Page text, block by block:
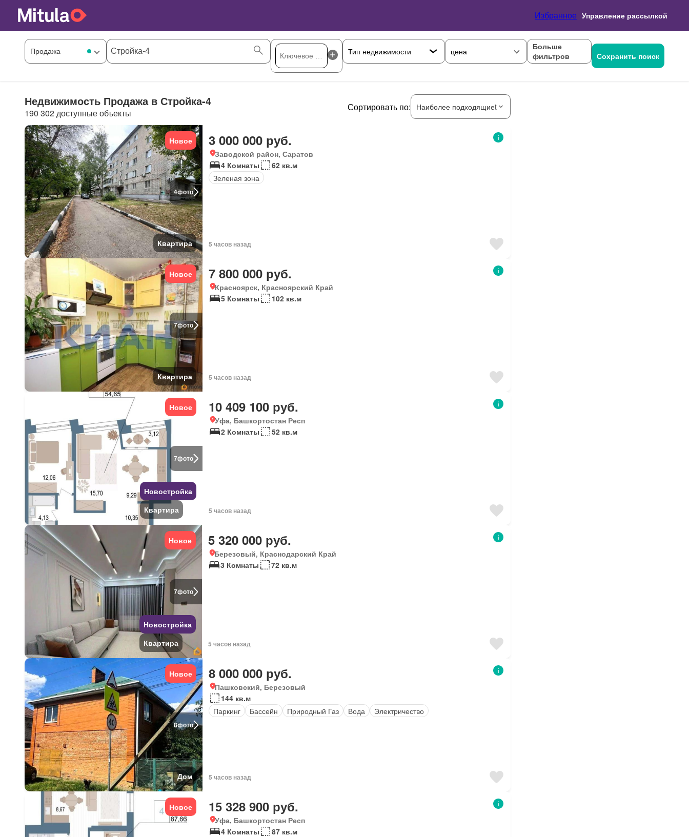
Избранное Управление рассылкой
цена
Больше
фильтров
Сохранить поиск
Недвижимость Продажа в Стройка-4
190 302 доступные объекты
Сортировать по: Наиболее подходящиеt
4фото
Новое
Квартира
3 000 000 руб.
Заводской район, Саратов
4 Комнаты
62 кв.м
Зеленая зона
5 часов назад
7фото
Новое
Квартира
7 800 000 руб.
Красноярск, Красноярский Край
5 Комнаты
102 кв.м
5 часов назад
7фото
Новое
Новостройка
Квартира
10 409 100 руб.
Уфа, Башкортостан Респ
2 Комнаты
52 кв.м
5 часов назад
7фото
Новое
Новостройка
Квартира
5 320 000 руб.
Березовый, Краснодарский Край
3 Комнаты
72 кв.м
5 часов назад
8фото
Новое
Дом
8 000 000 руб.
Пашковский, Березовый
144 кв.м
Паркинг
Бассейн Природный Газ Вода Электричество
5 часов назад
Новое 15 328 900 руб.
Уфа, Башкортостан Респ
4 Комнаты
87 кв.м